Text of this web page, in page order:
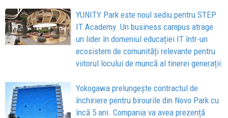
YUNITY Park este noul sediu pentru STEP
IT Academy. Un business campus atrage
un lider în domeniul educației IT într-un
ecosistem de comunități relevante pentru
viitorul locului de muncă al tinerei generații
Yokogawa prelungește contractul de
închiriere pentru birourile din Novo Park cu
încă 5 ani. Compania va avea prezență